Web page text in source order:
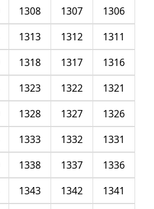
1306
1307
1308
1311
1312
1313
1316
1317
1318
1321
1322
1323
1326
1327
1328
1331
1332
1333
1336
1337
1338
1341
1342
1343